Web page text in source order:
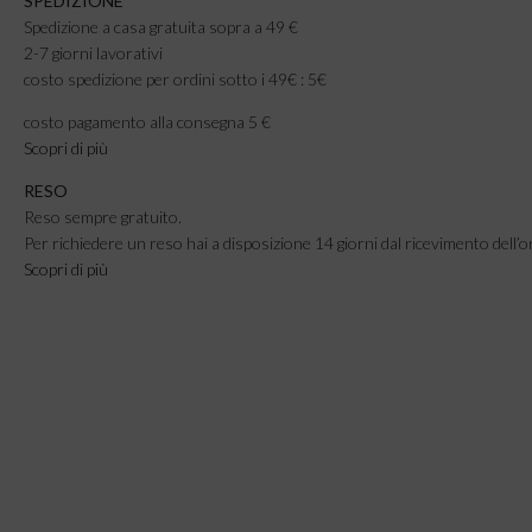
Spedizione a casa gratuita sopra a 49 €
2-7 giorni lavorativi
costo spedizione per ordini sotto i 49€ : 5€
costo pagamento alla consegna 5 €
Scopri di più
RESO
Reso sempre gratuito.
Per richiedere un reso hai a disposizione 14 giorni dal ricevimento
Scopri di più